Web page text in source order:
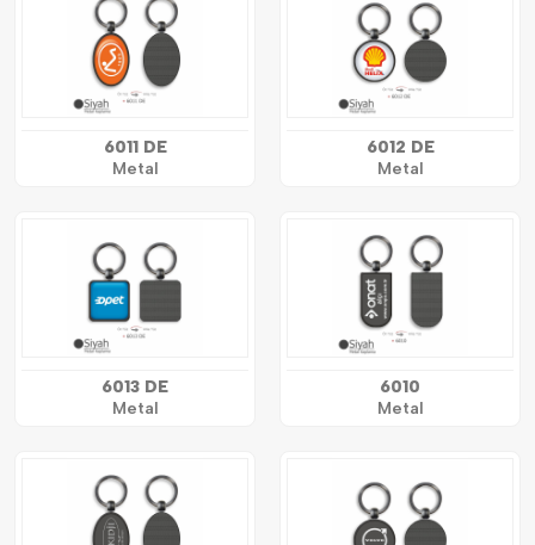
6011 DE
Metal
6012 DE
Metal
6013 DE
Metal
6010
Metal